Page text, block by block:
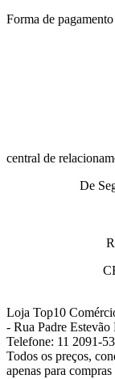
Forma de pagamento
central de
De
Loja Top10
- Rua Padre Estevão
Telefone: 11 2091-
Todos os preços,
apenas para